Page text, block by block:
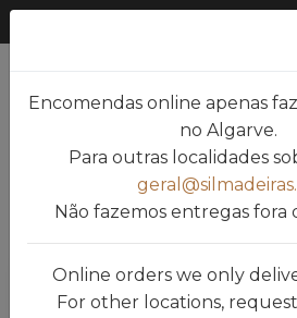
Silmadeiras Produtos
Encomendas online apenas
no Algarve.
Para outras localidades
Não fazemos entregas fora
Online orders we only
For other locations,